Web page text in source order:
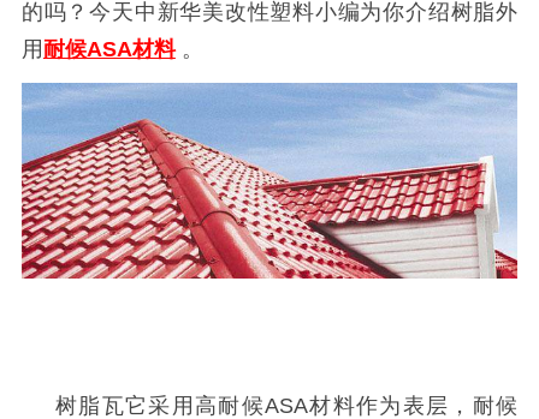
的吗？今天中新华美改性塑料小编为你介绍树脂外
用 耐候ASA材料 。
树脂瓦它采用高耐候ASA材料作为表层，耐候